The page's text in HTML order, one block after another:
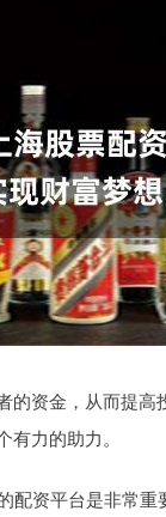
的资金，从而提
力的助力。
配资平台是非常